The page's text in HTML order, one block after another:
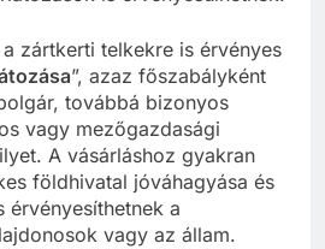
zártkerti telkekre is érvényes
”, azaz főszabályként
továbbá bizonyos
vagy mezőgazdasági
A vásárláshoz gyakran
földhivatal jóváhagyása és
érvényesíthetnek a
vagy az állam.